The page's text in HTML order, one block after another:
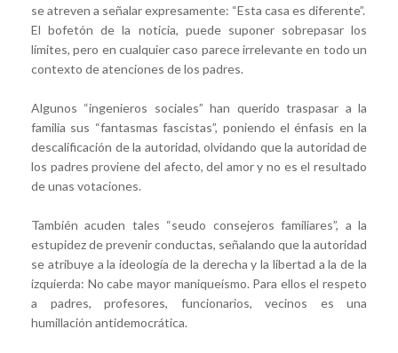
se atreven a señalar expresamente: “Esta casa es diferente”.
El bofetón de la noticia, puede suponer sobrepasar los
límites, pero en cualquier caso parece irrelevante en todo un
contexto de atenciones de los padres.
Algunos “ingenieros sociales” han querido traspasar a la
familia sus “fantasmas fascistas”, poniendo el énfasis en la
descalificación de la autoridad, olvidando que la autoridad de
los padres proviene del afecto, del amor y no es el resultado
de unas votaciones.
También acuden tales “seudo consejeros familiares”, a la
estupidez de prevenir conductas, señalando que la autoridad
se atribuye a la ideología de la derecha y la libertad a la de la
izquierda: No cabe mayor maniqueísmo. Para ellos el respeto
a padres, profesores, funcionarios, vecinos es una
humillación antidemocrática.